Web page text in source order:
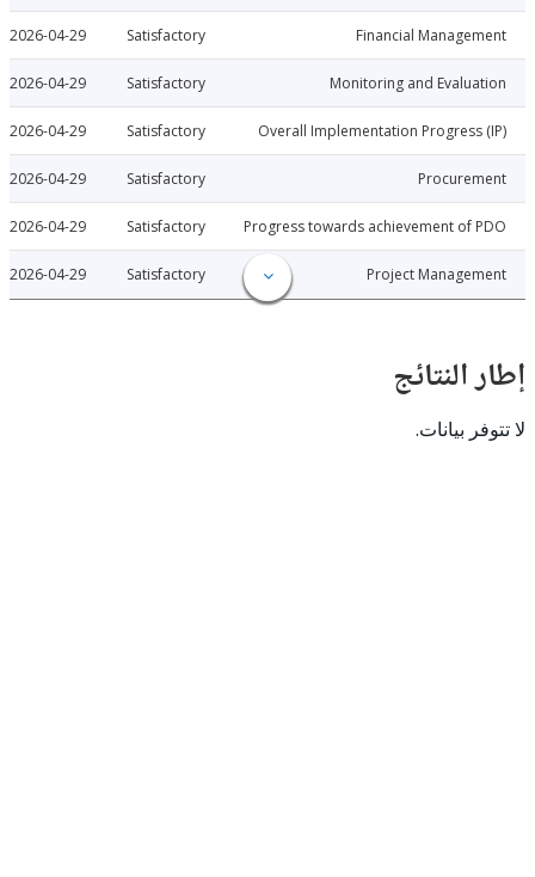
Financial
Satisfactory
2026-04-29
Monitoring and
Satisfactory
2026-04-29
Overall Implementation
Satisfactory
2026-04-29
Satisfactory
2026-04-29
Progress towards achievement of
Satisfactory
2026-04-29
Project
Satisfactory
2026-04-29
بيانات.